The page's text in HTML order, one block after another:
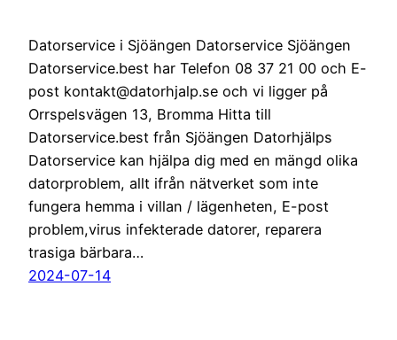
Datorservice i Sjöängen Datorservice Sjöängen
Datorservice.best har Telefon 08 37 21 00 och E-
post kontakt@datorhjalp.se och vi ligger på
Orrspelsvägen 13, Bromma Hitta till
Datorservice.best från Sjöängen Datorhjälps
Datorservice kan hjälpa dig med en mängd olika
datorproblem, allt ifrån nätverket som inte
fungera hemma i villan / lägenheten, E-post
problem,virus infekterade datorer, reparera
trasiga bärbara…
2024-07-14